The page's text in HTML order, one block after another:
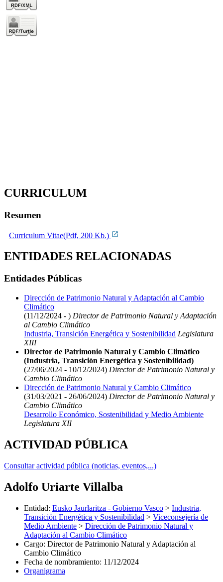
CURRICULUM
Resumen
Curriculum Vitae(Pdf, 200 Kb.)
ENTIDADES RELACIONADAS
Entidades Públicas
Dirección de Patrimonio Natural y Adaptación al Cambio
Climático
(11/12/2024 - ) Director de Patrimonio Natural y Adaptación
al Cambio Climático
Industria, Transición Energética y Sostenibilidad Legislatura
XIII
Director de Patrimonio Natural y Cambio Climático
(Industria, Transición Energética y Sostenibilidad)
(27/06/2024 - 10/12/2024) Director de Patrimonio Natural y
Cambio Climático
Dirección de Patrimonio Natural y Cambio Climático
(31/03/2021 - 26/06/2024) Director de Patrimonio Natural y
Cambio Climático
Desarrollo Económico, Sostenibilidad y Medio Ambiente
Legislatura XII
ACTIVIDAD PÚBLICA
Consultar actividad pública (noticias, eventos,...)
Adolfo Uriarte Villalba
Entidad: Eusko Jaurlaritza - Gobierno Vasco > Industria,
Transición Energética y Sostenibilidad > Viceconsejería de
Medio Ambiente > Dirección de Patrimonio Natural y
Adaptación al Cambio Climático
Cargo: Director de Patrimonio Natural y Adaptación al
Cambio Climático
Fecha de nombramiento: 11/12/2024
Organigrama